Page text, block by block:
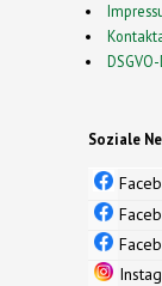
Soziale